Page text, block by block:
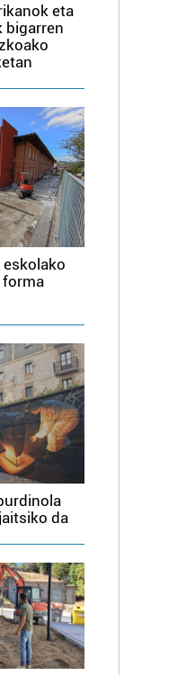
eta
bigarren
forma
da